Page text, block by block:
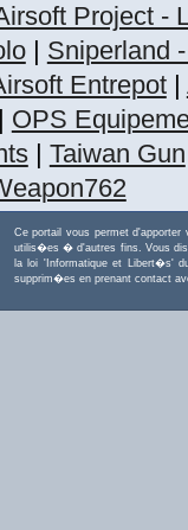
Project -
| Sniperland
Entrepot|
OPS
| Taiwan Gun
Ce portail vous permet
utilis�es � d'autres fins. Vous
la loi 'Informatique et Libert�s'
supprim�es en prenant contact